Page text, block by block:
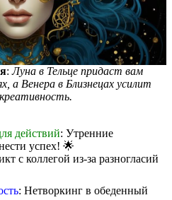
:Луна в Тельце придаст вам
а Венера в Близнецах усилит
действий: Утренние
успех! 🌟
с коллегой из-за разногласий
: Нетворкинг в обеденный